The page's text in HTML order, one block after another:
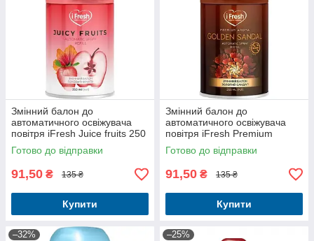
Змінний балон до
автоматичного освіжувача
повітря iFresh Juice fruits 250
мл
Готово до відправки
91,50 ₴ 135 ₴
Купити
Змінний балон до
автоматичного освіжувача
повітря iFresh Premium
Aroma Golden sandal 250 мл
Готово до відправки
91,50 ₴ 135 ₴
Купити
–32% –25%